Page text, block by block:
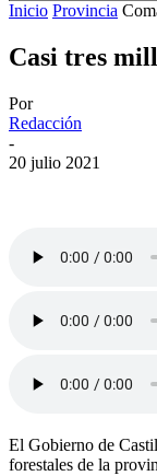
Inicio Provincia
Casi tres
Por
Redacción
-
20 julio 2021
El Gobierno de
forestales de la